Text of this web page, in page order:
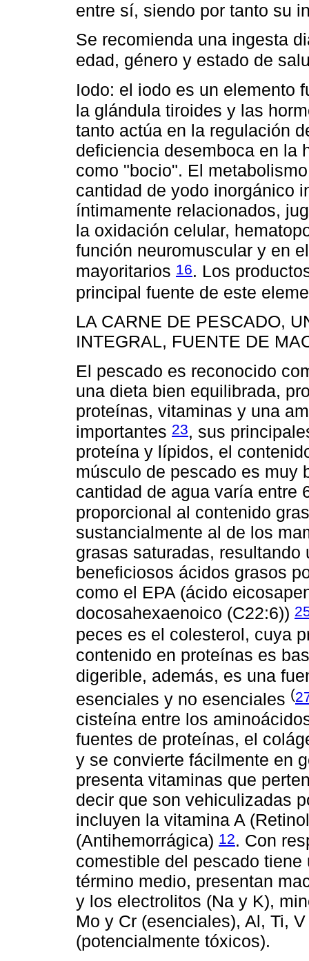
entre sí, siendo por tanto su
Se recomienda una ingesta
edad, género y estado de
Iodo: el iodo es un elemento
la glándula tiroides y las
tanto actúa en la regulación
deficiencia desemboca en la
como "bocio". El
cantidad de yodo inorgánico
íntimamente relacionados,
la oxidación celular,
función neuromuscular y en
mayoritarios 16. Los
principal fuente de este
LA CARNE DE PESCADO,
INTEGRAL, FUENTE DE
El pescado es reconocido
una dieta bien equilibrada,
proteínas, vitaminas y una
importantes 23, sus
proteína y lípidos, el
músculo de pescado es muy
cantidad de agua varía entre
proporcional al contenido
sustancialmente al de los
grasas saturadas,
beneficiosos ácidos grasos
como el EPA (ácido
docosahexaenoico (C22:6))
peces es el colesterol, cuya
contenido en proteínas es
digerible, además, es una
esenciales y no esenciales (
cisteína entre los
fuentes de proteínas, el
y se convierte fácilmente en
presenta vitaminas que
decir que son vehiculizadas
incluyen la vitamina A
(Antihemorrágica) 12. Con
comestible del pescado
término medio, presentan
y los electrolitos (Na y K),
Mo y Cr (esenciales), Al, Ti,
(potencialmente tóxicos).